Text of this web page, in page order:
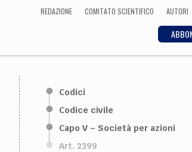
REDAZIONE COMITATO SCIENTIFICO AUTORI
ECONOMIA
Codici
Codice civile
Capo V – Società per azioni
Art. 2399